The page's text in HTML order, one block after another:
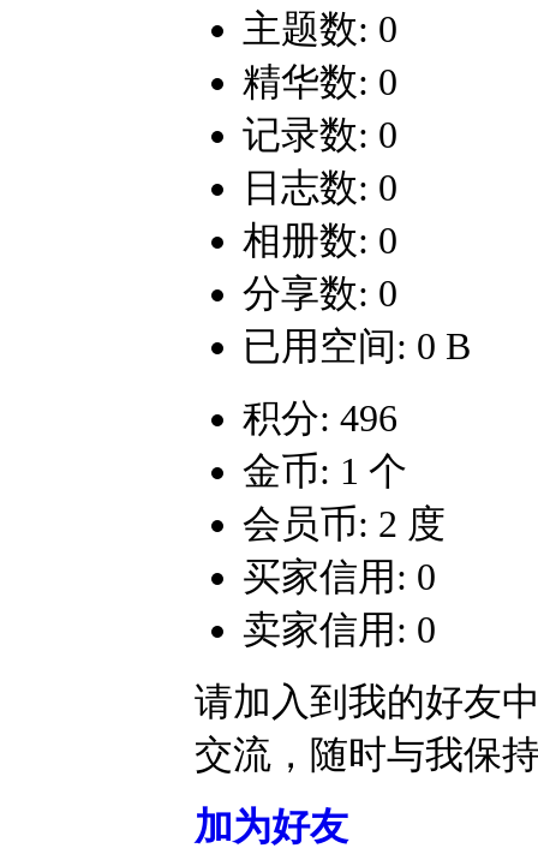
主题数: 0
精华数: 0
记录数: 0
日志数: 0
相册数: 0
分享数: 0
已用空间: 0 B
积分: 496
金币: 1 个
会员币: 2 度
买家信用: 0
卖家信用: 0
请加入到我的好友
交流，随时与我保
加为好友